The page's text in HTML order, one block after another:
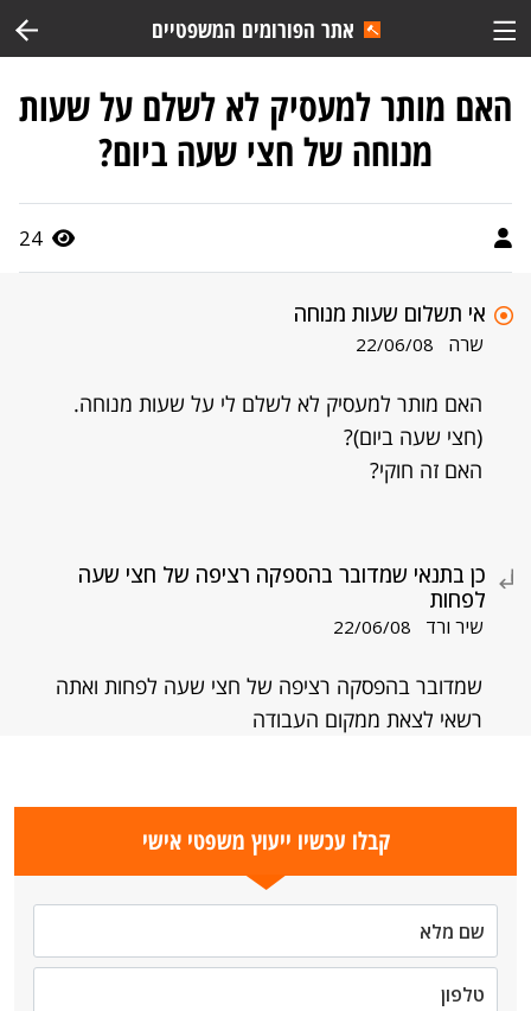
אתר הפורומים המשפטיים
האם מותר למעסיק לא לשלם על שעות
מנוחה של חצי שעה ביום?
24
אי תשלום שעות מנוחה
שרה 22/06/08
האם מותר למעסיק לא לשלם לי על שעות מנוחה.
(חצי שעה ביום)?
האם זה חוקי?
כן בתנאי שמדובר בהספקה רציפה של חצי שעה
לפחות
שיר ורד 22/06/08
שמדובר בהפסקה רציפה של חצי שעה לפחות ואתה
רשאי לצאת ממקום העבודה
קבלו עכשיו ייעוץ משפטי אישי